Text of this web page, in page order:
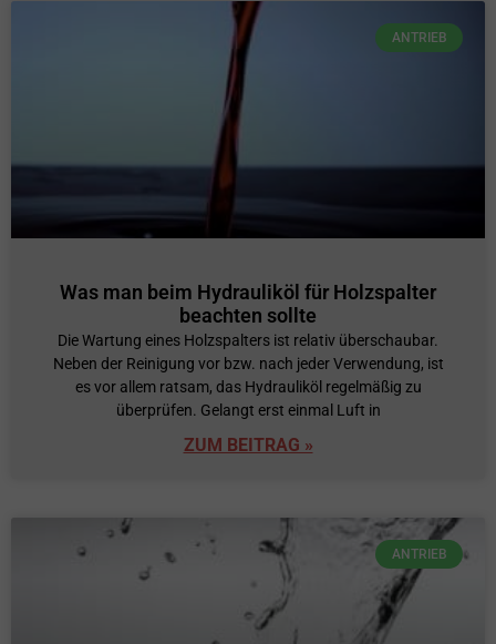
ANTRIEB
Was man beim Hydrauliköl für Holzspalter
beachten sollte
Die Wartung eines Holzspalters ist relativ überschaubar.
Neben der Reinigung vor bzw. nach jeder Verwendung, ist
es vor allem ratsam, das Hydrauliköl regelmäßig zu
überprüfen. Gelangt erst einmal Luft in
ZUM BEITRAG »
ANTRIEB